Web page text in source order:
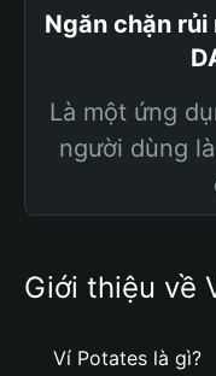
Ngăn chặn
Là một ứng
người dùng
Giới thiệu về
Ví Potates là gì?